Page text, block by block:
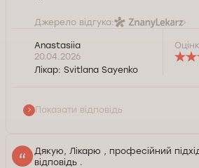
Джерело відгука:
Спасибо большое, желаю здоровья!
Служба контролю якості Докторпро
Anastasiia
20.04.2026
Лікар: Svitlana Sayenko
Показати відповідь
Дякую, Лікарю , професійний
відповідь .